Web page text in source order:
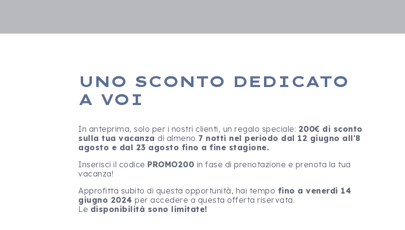
UNO SCONTO DEDICATO
A VOI
In anteprima, solo per i nostri clienti, un regalo speciale: 200€ di sconto
sulla tua vacanza di almeno 7 notti nel periodo dal 12 giugno all'8
agosto e dal 23 agosto fino a fine stagione.
Inserisci il codice PROMO200 in fase di prenotazione e prenota la tua
vacanza!
Approfitta subito di questa opportunità, hai tempo fino a venerdì 14
giugno 2024 per accedere a questa offerta riservata.
Le disponibilità sono limitate!